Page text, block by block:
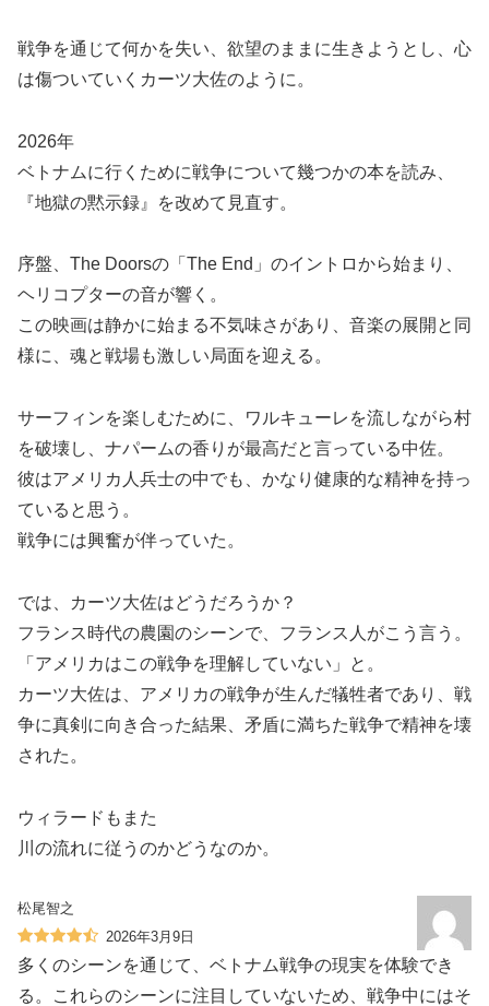
戦争を通じて何かを失い、欲望のままに生きようとし、心
は傷ついていくカーツ大佐のように。
2026年
ベトナムに行くために戦争について幾つかの本を読み、
『地獄の黙示録』を改めて見直す。
序盤、The Doorsの「The End」のイントロから始まり、
ヘリコプターの音が響く。
この映画は静かに始まる不気味さがあり、音楽の展開と同
様に、魂と戦場も激しい局面を迎える。
サーフィンを楽しむために、ワルキューレを流しながら村
を破壊し、ナパームの香りが最高だと言っている中佐。
彼はアメリカ人兵士の中でも、かなり健康的な精神を持っ
ていると思う。
戦争には興奮が伴っていた。
では、カーツ大佐はどうだろうか？
フランス時代の農園のシーンで、フランス人がこう言う。
「アメリカはこの戦争を理解していない」と。
カーツ大佐は、アメリカの戦争が生んだ犠牲者であり、戦
争に真剣に向き合った結果、矛盾に満ちた戦争で精神を壊
された。
ウィラードもまた
川の流れに従うのかどうなのか。
松尾智之
2026年3月9日
多くのシーンを通じて、ベトナム戦争の現実を体験でき
る。これらのシーンに注目していないため、戦争中にはそ